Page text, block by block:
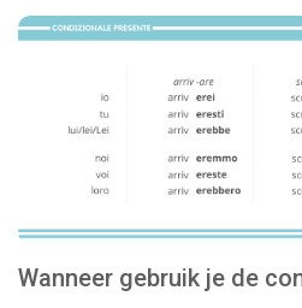
Wanneer gebruik je de